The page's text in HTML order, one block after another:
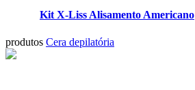
Kit X-Liss Alisamento Americano
produtos Cera depilatória